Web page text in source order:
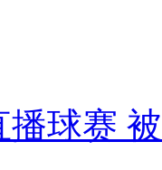
播球赛